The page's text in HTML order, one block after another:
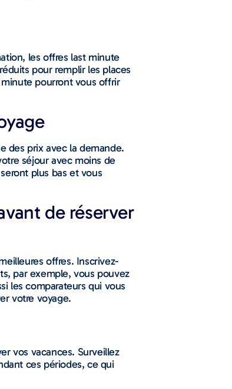
les offres last minute
pour remplir les places
pourront vous offrir
des prix avec la demande.
séjour avec moins de
plus bas et vous
de réserver
offres. Inscrivez-
par exemple, vous pouvez
les comparateurs qui vous
votre voyage.
vos vacances. Surveillez
ces périodes, ce qui